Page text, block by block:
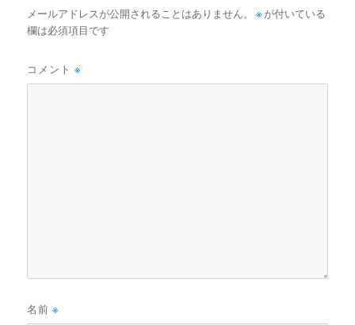
メールアドレスが公開されることはありません。 ※ が付いている
欄は必須項目です
コメント※
名前※